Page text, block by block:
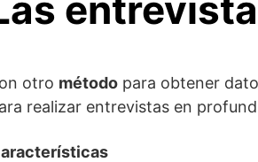
otro método para obtener
realizar entrevistas en